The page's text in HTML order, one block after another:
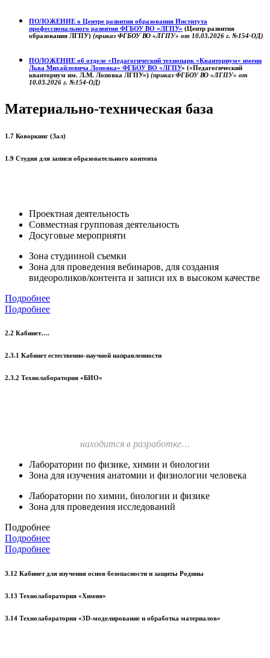
ПОЛОЖЕНИЕ о Центре развития образования Института
профессионального развития ФГБОУ ВО «ЛГПУ» (Центр развития
образования ЛГПУ) (приказ ФГБОУ ВО «ЛГПУ» от 10.03.2026 г. №154-ОД)
ПОЛОЖЕНИЕ об отделе «Педагогический технопарк «Кванториум» имени
Льва Михайловича Лоповка» ФГБОУ ВО «ЛГПУ» («Педагогический
кванториум им. Л.М. Лоповка ЛГПУ») (приказ ФГБОУ ВО «ЛГПУ» от
10.03.2026 г. №154-ОД)
Материально-техническая база
1.7 Коворкинг (Зал)
1.9 Студия для записи образовательного контента
Проектная деятельность
Совместная групповая деятельность
Досуговые мероприяти
Зона студииной съемки
Зона для проведения вебинаров, для создания
видеороликов/контента и записи их в высоком качестве
Подробнее
Подробнее
2.2 Кабинет….
2.3.1 Кабинет естественно-научной направленности
2.3.2 Технолаборатория «БИО»
находится в разработке…
Лаборатории по физике, химии и биологии
Зона для изучения анатомии и физиологии человека
Лаборатории по химии, биологии и физике
Зона для проведения исследований
Подробнее
Подробнее
Подробнее
3.12 Кабинет для изучения основ безопасности и защиты Родины
3.13 Технолаборатория «Химия»
3.14 Технолаборатория «3D-моделирование и обработка материалов»